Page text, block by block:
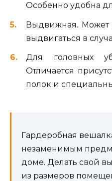
Особенно удобна
Выдвижная. Может
выдвигаться в
Для головных
Отличается
полок и
Гардеробная
незаменимым
доме. Делать свой
из размеров